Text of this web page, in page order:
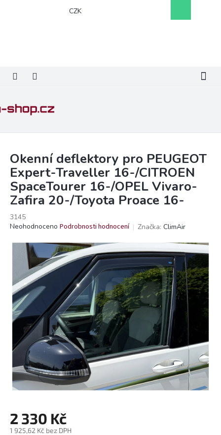
CZK
košík
Okenní deflektory pro PEUGEOT
Expert-Traveller 16-/CITROEN
SpaceTourer 16-/OPEL Vivaro-
Zafira 20-/Toyota Proace 16-
3145
Průměrné
produktu
hvězdiček.
Neohodnoceno Podrobnosti hodnocení Značka: ClimAir
2 330 Kč
1 925,62 Kč bez DPH